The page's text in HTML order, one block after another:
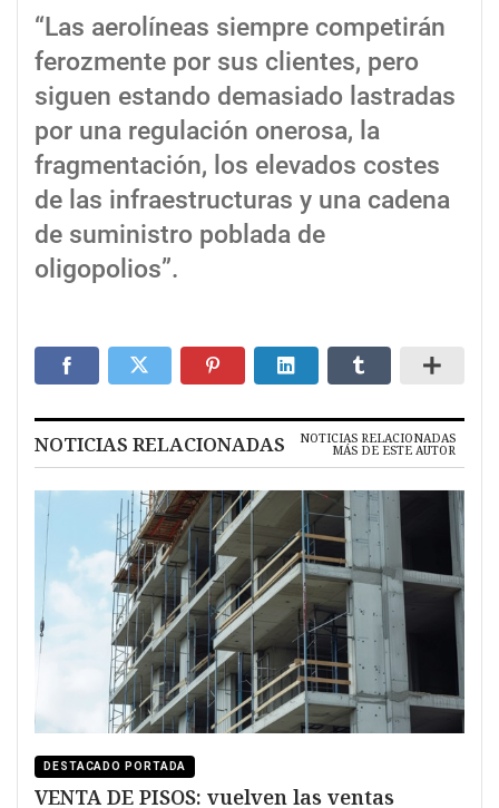
“Las aerolíneas siempre competirán
ferozmente por sus clientes, pero
siguen estando demasiado lastradas
por una regulación onerosa, la
fragmentación, los elevados costes
de las infraestructuras y una cadena
de suministro poblada de
oligopolios”.
NOTICIAS RELACIONADAS NOTICIAS RELACIONADAS
MÁS DE ESTE AUTOR
DESTACADO PORTADA
VENTA DE PISOS: vuelven las ventas